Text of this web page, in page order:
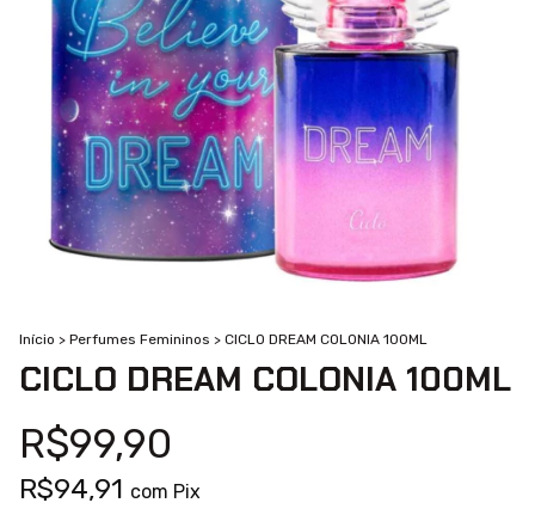
Início > Perfumes Femininos > CICLO DREAM COLONIA 100ML
CICLO DREAM COLONIA 100ML
R$99,90
R$94,91 com Pix